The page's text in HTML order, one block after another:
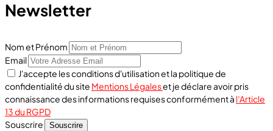
Newsletter
Nom et Prénom
Email
J'accepte les conditions d'utilisation et la politique de
confidentialité du site Mentions Légaleset je déclare avoir pris
connaissance des informations requises conformément à l’Article
13 du RGPD
Souscrire